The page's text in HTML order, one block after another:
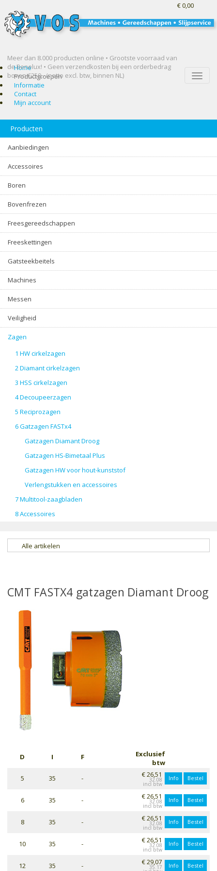
Meer dan 8.000 producten online • Grootste voorraad van
de Benelux! • Geen verzendkosten bij een orderbedrag
boven €250,- (netto excl. btw, binnen NL)
€ 0,00
Toggle
Home
Productgroepen
Informatie
Contact
Mijn account
Producten
Aanbiedingen
Accessoires
Boren
Bovenfrezen
Freesgereedschappen
Freeskettingen
Gatsteekbeitels
Machines
Messen
Veiligheid
Zagen
1 HW cirkelzagen
2 Diamant cirkelzagen
3 HSS cirkelzagen
4 Decoupeerzagen
5 Reciprozagen
6 Gatzagen FASTx4
Gatzagen Diamant Droog
Gatzagen HS-Bimetaal Plus
Gatzagen HW voor hout-kunststof
Verlengstukken en accessoires
7 Multitool-zaagbladen
8 Accessoires
Alle artikelen
CMT FASTX4 gatzagen Diamant Droog
D I F
Exclusief
btw
5
35 - € 26,51
32.08 Info Bestel
6 35 - € 26,51
32.08 Info Bestel
8 35 - € 26,51
32.08 Info Bestel
10 35 - € 26,51
32.08 Info Bestel
12 35 - € 29,07
35.17 Info Bestel